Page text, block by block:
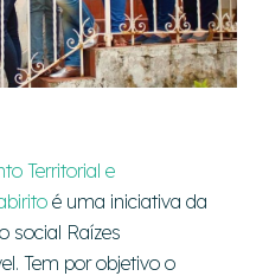
Territorial e
é uma iniciativa da
social Raízes
Tem por objetivo o